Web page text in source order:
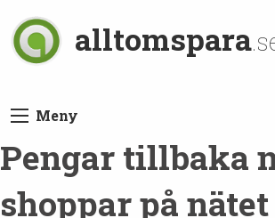
alltomspara
Meny
Pengar tillbaka
shoppar på nätet